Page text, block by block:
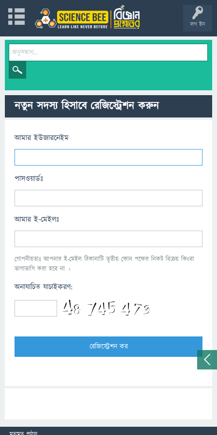
লগ ইন
নতুন সদস্য হিসাবে রেজিস্ট্রেশন করুন
আমার ইউজারনেইম
পাসওয়ার্ডঃ
আমার ই-মেইলঃ
গোপনীয়তাঃ আপনার ই-মেইল ঠিকানাটি তৃতীয় কোন পক্ষের নিকট বিক্রয় কিংবা
ভাগাভাগি করা হবে না ।
অনাযাচিত যাচাইকরণ: